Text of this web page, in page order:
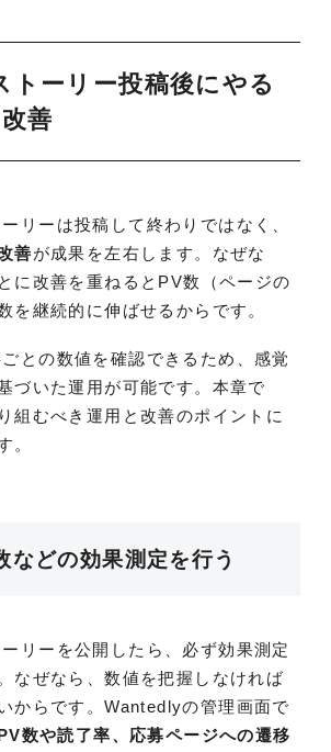
ーリー投稿後にやる
善
リーは投稿して終わりではなく、
善が成果を左右します。なぜな
に改善を重ねるとPV数（ページの
を継続的に伸ばせるからです。
との数値を確認できるため、感覚
づいた運用が可能です。本章で
組むべき運用と改善のポイントに
。
などの効果測定を行う
リーを公開したら、必ず効果測定
なぜなら、数値を把握しなければ
からです。Wantedlyの管理画面で
数や読了率、応募ページへの遷移